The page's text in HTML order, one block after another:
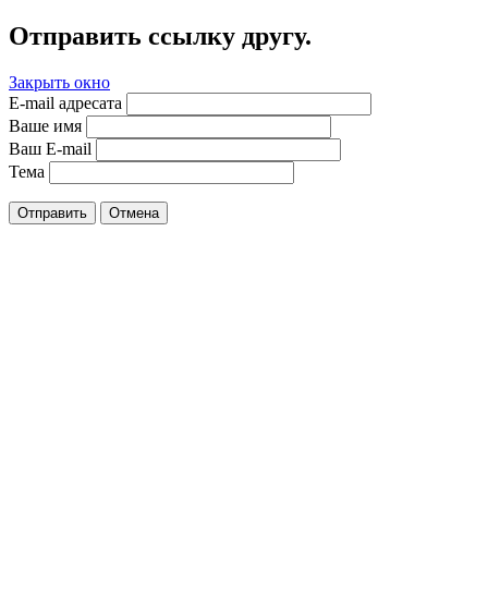
Отправить ссылку другу.
Закрыть окно
E-mail адресата
Ваше имя
Ваш E-mail
Тема
Отправить Отмена